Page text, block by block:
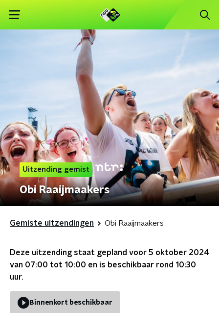
Uitzending gemist
Obi Raaijmaakers
Gemiste uitzendingen Obi Raaijmaakers
Deze uitzending staat gepland voor 5 oktober 2024
van 07:00 tot 10:00 en is beschikbaar rond 10:30
uur.
Binnenkort beschikbaar